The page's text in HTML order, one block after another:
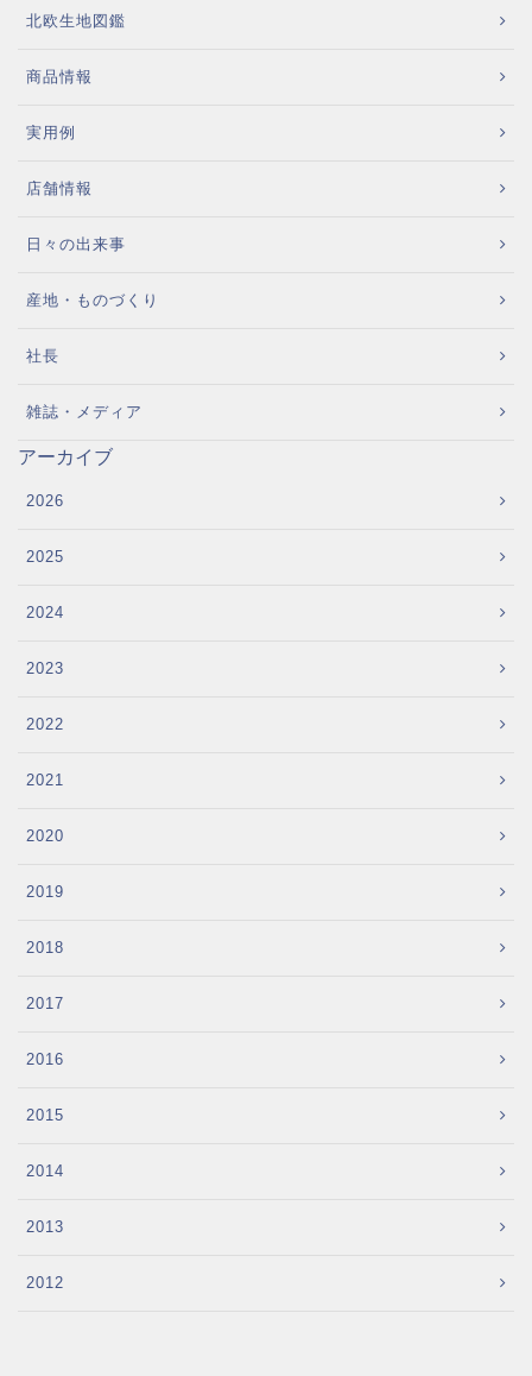
北欧生地図鑑
商品情報
実用例
店舗情報
日々の出来事
産地・ものづくり
社長
雑誌・メディア
アーカイブ
2026
2025
2024
2023
2022
2021
2020
2019
2018
2017
2016
2015
2014
2013
2012